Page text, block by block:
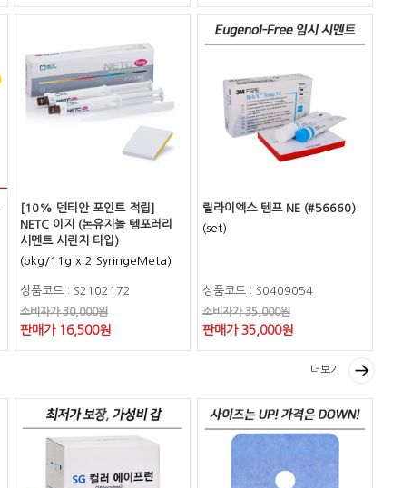
[10% 덴티안 포인트 적립]
NETC 이지 (논유지놀 템포러리
시멘트 시린지 타입)
(pkg/11g x 2 SyringeMeta)
상품코드 : S2102172
소비자가 30,000원
판매가 16,500원
릴라이엑스 템프 NE (#56660)
(set)
상품코드 : S0409054
소비자가 35,000원
판매가 35,000원
더보기